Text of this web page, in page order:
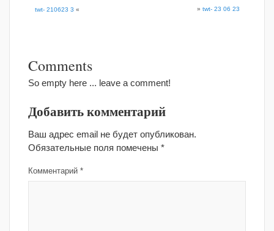
twt- 210623 3 « » twt- 23 06 23
Comments
So empty here ... leave a comment!
Добавить комментарий
Ваш адрес email не будет опубликован.
Обязательные поля помечены *
Комментарий *